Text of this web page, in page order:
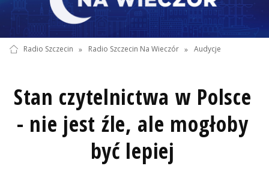
Radio Szczecin » Radio Szczecin Na Wieczór » Audycje
Stan czytelnictwa w Polsce
- nie jest źle, ale mogłoby
być lepiej